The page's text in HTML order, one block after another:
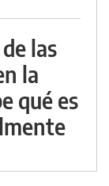
las
la
qué es